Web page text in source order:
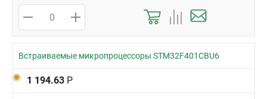
Встраиваемые микропроцессоры STM32F401CBU6
1 194.63 Р